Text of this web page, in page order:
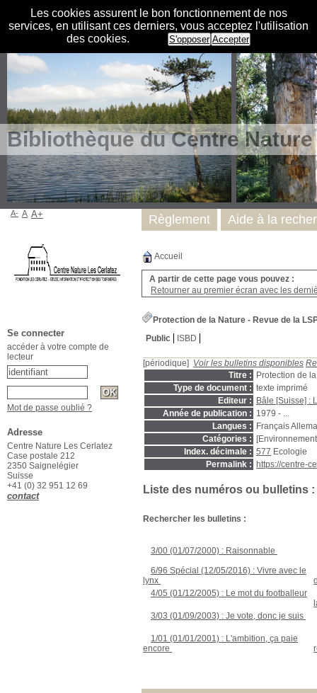
Les cookies assurent le bon fonctionnement de nos
services, en utilisant ces derniers, vous acceptez l'utilisation
des cookies.
S'opposer Accepter
Bibliothèque du Centre
Accueil
A partir de cette page vous pouvez :
Retourner au premier écran avec les
Protection de la Nature - Revue de la
Public
ISBD
[périodique] Voir les bulletins disponibles
Titre :
Protection de
Type de document : texte imprimé
Editeur :
Bâle [Suisse] :
Année de publication : 1979 - ...
Langues :
Français
Catégories :
Index. décimale : 577 Ecologie
Permalink :
https://centre-
Liste des numéros ou bulletins :
Rechercher les bulletins :
6/96 Spécial (12/05/2016) : Vivre avec le
lynx
4/05 (01/12/2005) : Le mot du footballeur
3/03 (01/09/2003) : Je vote, donc je suis
1/01 (01/01/2001) : L'ambition, ça paie
encore
3/00 (01/07/2000) : Raisonnable
Règlement Aide à la
A- A A+
Se connecter
accéder à votre compte de
lecteur
Mot de passe oublié ?
Adresse
Centre Nature Les Cerlatez
Case postale 212
2350 Saignelégier
Suisse
+41 (0) 32 951 12 69
contact